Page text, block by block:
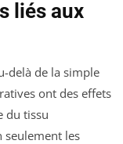
liés aux
delà de la simple
ont des effets
du tissu
seulement les